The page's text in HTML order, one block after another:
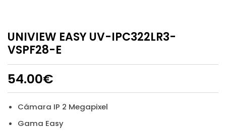
UNIVIEW EASY UV-IPC322LR3-
VSPF28-E
54.00€
Cámara IP 2 Megapixel
Gama Easy